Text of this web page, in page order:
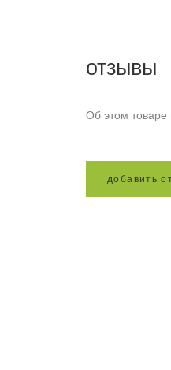
отзывы
Об этом товаре
до бавить о